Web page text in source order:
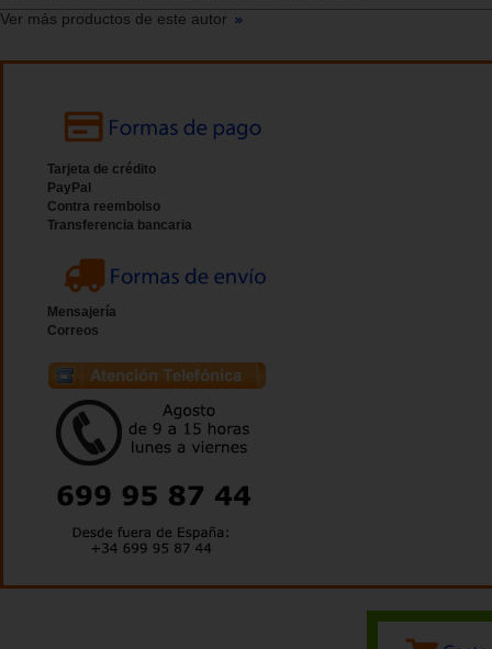
Ver más productos de este autor
Tarjeta de crédito
PayPal
Contra reembolso
Transferencia bancaria
Mensajería
Correos